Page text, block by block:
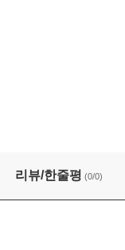
리뷰/한줄평 (0/0)